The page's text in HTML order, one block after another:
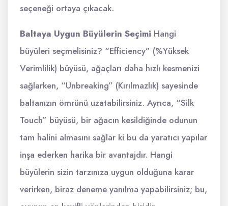
seçeneği ortaya çıkacak.
Baltaya Uygun Büyülerin Seçimi Hangi
büyüleri seçmelisiniz? “Efficiency” (%Yüksek
Verimlilik) büyüsü, ağaçları daha hızlı kesmenizi
sağlarken, “Unbreaking” (Kırılmazlık) sayesinde
baltanızın ömrünü uzatabilirsiniz. Ayrıca, “Silk
Touch” büyüsü, bir ağacın kesildiğinde odunun
tam halini almasını sağlar ki bu da yaratıcı yapılar
inşa ederken harika bir avantajdır. Hangi
büyülerin sizin tarzınıza uygun olduğuna karar
verirken, biraz deneme yanılma yapabilirsiniz; bu,